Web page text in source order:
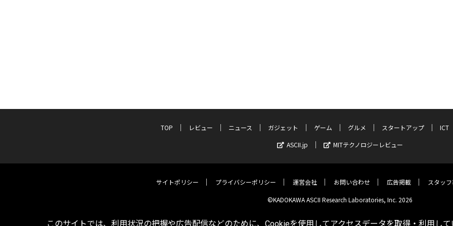
TOP レビュー ニュース ガジェット ゲーム グルメ スタートアップ ICT
ASCII.jp
MITテクノロジーレビュー
サイトポリシー プライバシーポリシー 運営会社 お問い合わせ 広告掲載 スタッ
©KADOKAWA ASCII Research Laboratories, Inc. 2026
このサイトでは、利用状況の把握や広告配信などのために、Cookieを使用してアクセスデータを取得・利用して